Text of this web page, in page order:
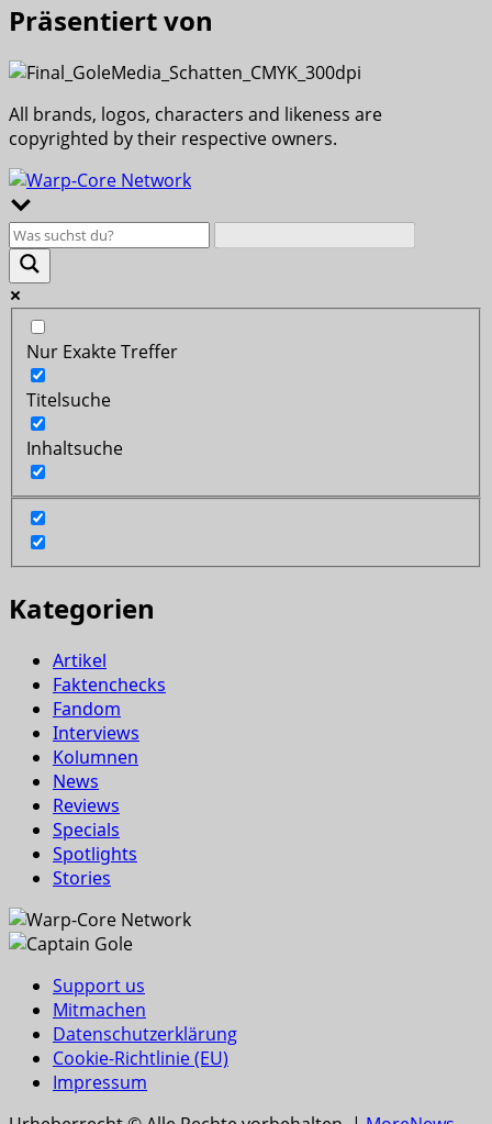
Präsentiert von
All brands, logos, characters and likeness are
copyrighted by their respective owners.
Nur Exakte Treffer
Titelsuche
Inhaltsuche
Kategorien
Artikel
Faktenchecks
Fandom
Interviews
Kolumnen
News
Reviews
Specials
Spotlights
Stories
Support us
Mitmachen
Datenschutzerklärung
Cookie-Richtlinie (EU)
Impressum